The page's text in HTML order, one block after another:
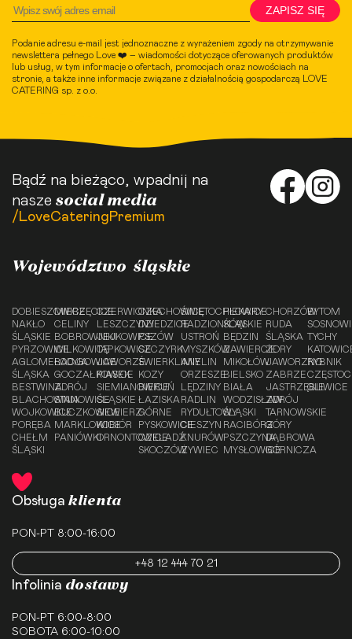
ZAPISZ SIĘ
Podanie adresu e-mail jest jednoznaczne z wyrażeniem zgody na otrzymywanie
newslettera pełnego Love ❤️ – wiadomości dotyczące oferowanych produktów
lub usług, w tym informacje o ofertach, promocjach oraz nowościach na
stronie, a także inne informacje związane z działalnością gospodarczą LOVE
CATERING sp. z o.o.
Bądź na bieżąco, wpadnij na
nasze social media
/LoveCateringPremium
Województwo śląskie
DOBIESZOWICE
NAKŁO
ŚLĄSKIE
PYRZOWICE
AGLOMERACJA
ŚLĄSKA
BESTWINA
BLACHOWNIA
WOJKOWICE
PORĘBA
CHEŁM
ŚLĄSKI
MIERZĘCICE
CELINY
BOBROWNIKI
WILKOWICE
ŁODYGOWICE
GOCZAŁKOWICE
ZDRÓJ
STANOWICE
BUCZKOWICE
MARKLOWICE
PANIÓWKI
CZERWIONKA
LESZCZYNY
JEJKOWICE
TĄPKOWICE
JAWORZE
PIASEK
SIEMIANOWICE
ŚLĄSKIE
SIEWIERZ
KOBIÓR
ORNONTOWICE
CZECHOWICE
DZIEDZICE
PSZÓW
SZCZYRK
ŚWIERKLANY
KOZY
BIERUŃ
ŁAZISKA
GÓRNE
PYSKOWICE
CZELADŹ
SKOCZÓW
ŚWIĘTOCHŁOWICE
RADZIONKÓW
USTROŃ
MYSZKÓW
IMIELIN
ORZESZE
LĘDZINY
RADLIN
RYDUŁTOWY
CIESZYN
KNURÓW
ŻYWIEC
PIEKARY
ŚLĄSKIE
BĘDZIN
ZAWIERCIE
MIKOŁÓW
BIELSKO
BIAŁA
WODZISŁAW
ŚLĄSKI
RACIBÓRZ
PSZCZYNA
MYSŁOWICE
CHORZÓW
RUDA
ŚLĄSKA
ŻORY
JAWORZNO
ZABRZE
JASTRZĘBIE
ZDRÓJ
TARNOWSKIE
GÓRY
DĄBROWA
GÓRNICZA
BYTOM
TYCHY
RYBNIK
GLIWICE
Obsługa klienta
PON-PT 8:00-16:00
+48 12 444 70 21
Infolinia dostawy
PON-PT 6:00-8:00
SOBOTA 6:00-10:00